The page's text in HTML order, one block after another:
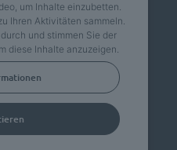
um Inhalte einzubetten.
Ihren Aktivitäten sammeln.
und stimmen Sie der
diese Inhalte anzuzeigen.